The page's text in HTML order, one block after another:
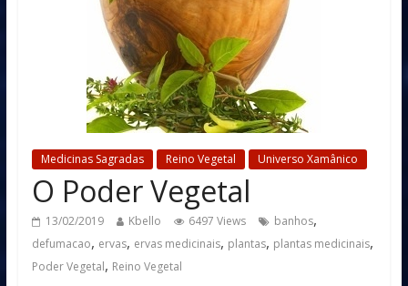
Medicinas Sagradas Reino Vegetal Universo Xamânico
O Poder Vegetal
13/02/2019 Kbello 6497 Views banhos,
defumacao, ervas, ervas medicinais, plantas, plantas medicinais,
Poder Vegetal, Reino Vegetal